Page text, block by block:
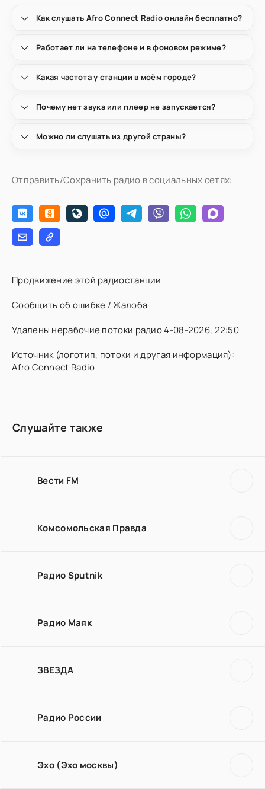
Как слушать Afro Connect Radio онлайн бесплатно?
Работает ли на телефоне и в фоновом режиме?
Какая частота у станции в моём городе?
Почему нет звука или плеер не запускается?
Можно ли слушать из другой страны?
Отправить/Сохранить радио в социальных сетях:
Продвижение этой радиостанции
Сообщить об ошибке / Жалоба
Удалены нерабочие потоки радио 4-08-2026, 22:50
Источник (логотип, потоки и другая информация):
Afro Connect Radio
Слушайте также
Вести FM
Комсомольская Правда
Радио Sputnik
Радио Маяк
ЗВЕЗДА
Радио России
Эхо (Эхо москвы)